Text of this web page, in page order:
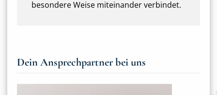
besondere Weise miteinander verbindet.
Dein Ansprechpartner bei uns